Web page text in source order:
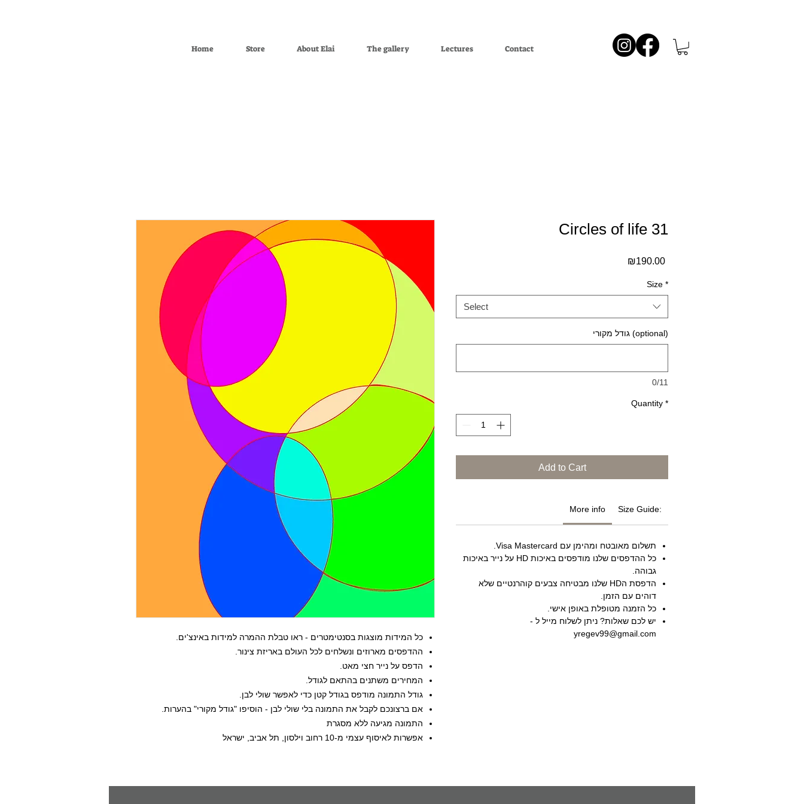
Home Store About Elai The gallery Lectures Contact
כל המידות מוצגות בסנטימטרים - ראו טבלת ההמרה למידות באינצ'ים.
ההדפסים מארוזים ונשלחים לכל העולם באריזת צינור.
הדפס על נייר חצי מאט.
המחירים משתנים בהתאם לגודל.
גודל התמונה מודפס בגודל קטן כדי לאפשר שולי לבן.
אם ברצונכם לקבל את התמונה בלי שולי לבן - הוסיפו "גודל מקורי" בהערות.
התמונה מגיעה ללא מסגרת
אפשרות לאיסוף עצמי מ-10 רחוב וילסון, תל אביב, ישראל
Circles of life 31
₪190.00Price
Size *
Select
גודל מקורי (optional)
0/11
Quantity *
Add to Cart
More info Size Guide:
תשלום מאובטח ומהימן עם Visa Mastercard.
כל ההדפסים שלנו מודפסים באיכות HD על נייר באיכות
גבוהה.
הדפסת הHD שלנו מבטיחה צבעים קוהרנטיים שלא
דוהים עם הזמן.
כל הזמנה מטופלת באופן אישי.
יש לכם שאלות? ניתן לשלוח מייל ל -
yregev99@gmail.com